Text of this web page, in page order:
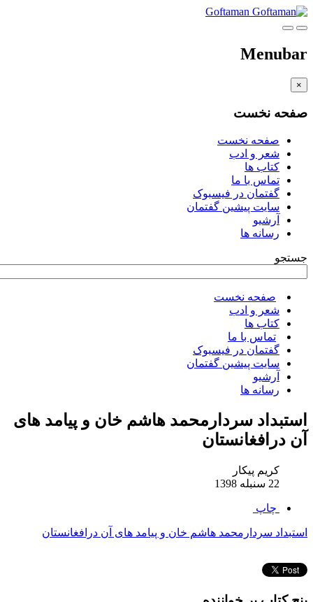
Goftaman
Menubar
×
صفحه نخست
صفحه نخست
شعر و ادب
کتاب ها
تماس با ما
گفتمان در فیسبوک
سایت پیشین گفتمان
آرشیو
رسانه ها
جستجو
صفحه نخست
شعر و ادب
کتاب ها
تماس با ما
گفتمان در فیسبوک
سایت پیشین گفتمان
آرشیو
رسانه ها
استبداد سردارمحمد هاشم خان و پیامد های
آن درافغانستان
کریم پیکار
22 سنبله 1398
چاپ
استبداد سردارمحمد هاشم خان و پیامد های آن درافغانستان